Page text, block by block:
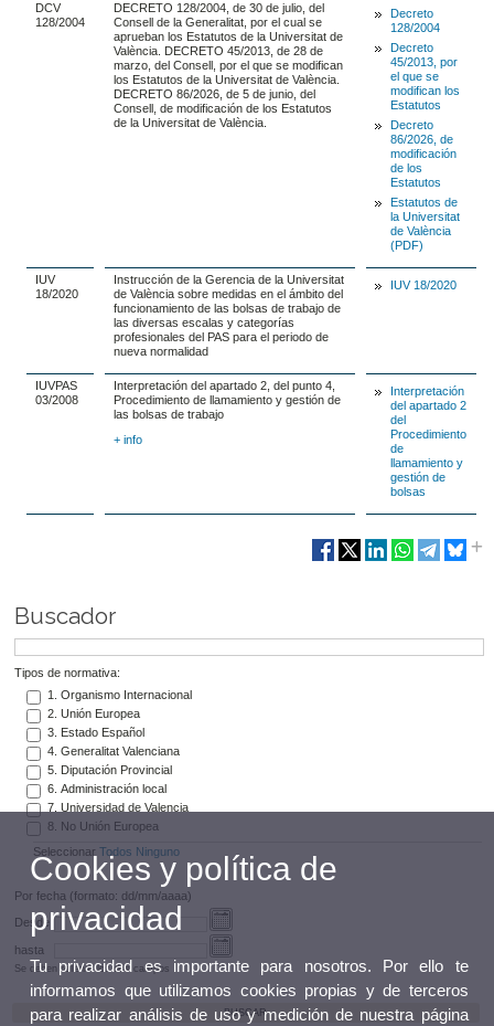
DCV
128/2004
DECRETO 128/2004, de 30 de julio, del
Consell de la Generalitat, por el cual se
aprueban los Estatutos de la Universitat de
València. DECRETO 45/2013, de 28 de
marzo, del Consell, por el que se modifican
los Estatutos de la Universitat de València.
DECRETO 86/2026, de 5 de junio, del
Consell, de modificación de los Estatutos
de la Universitat de València.
Decreto
128/2004
Decreto
45/2013, por
el que se
modifican los
Estatutos
Decreto
86/2026, de
modificación
de los
Estatutos
Estatutos de
la Universitat
de València
(PDF)
IUV
18/2020
Instrucción de la Gerencia de la Universitat
de València sobre medidas en el ámbito del
funcionamiento de las bolsas de trabajo de
las diversas escalas y categorías
profesionales del PAS para el periodo de
nueva normalidad
IUV 18/2020
IUVPAS
03/2008
Interpretación del apartado 2, del punto 4,
Procedimiento de llamamiento y gestión de
las bolsas de trabajo
+ info
Interpretación
del apartado 2
del
Procedimiento
de
llamamiento y
gestión de
bolsas
Buscador
Tipos de normativa:
1. Organismo Internacional
2. Unión Europea
3. Estado Español
4. Generalitat Valenciana
5. Diputación Provincial
6. Administración local
7. Universidad de Valencia
8. No Unión Europea
Seleccionar Todos Ninguno
Por fecha (formato: dd/mm/aaaa)
Desde
hasta
Se deben rellenar los dos campos
Cookies y política de
privacidad
Tu privacidad es importante para nosotros. Por ello te
informamos que utilizamos cookies propias y de terceros
para realizar análisis de uso y medición de nuestra página